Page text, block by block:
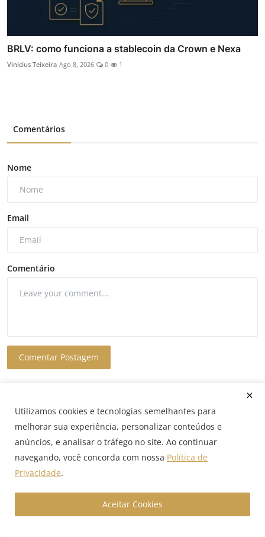
BRLV: como funciona a stablecoin da Crown e Nexa
Vinicius Teixeira Ago 8, 2026 0 1
Comentários
Nome
Email
Comentário
Comentar Postagem
Follow Us
Facebook
Utilizamos cookies e tecnologias semelhantes para
melhorar sua experiência, personalizar conteúdos e
anúncios, e analisar o tráfego no site. Ao continuar
navegando, você concorda com nossa Política de
Privacidade.
Aceitar Cookies